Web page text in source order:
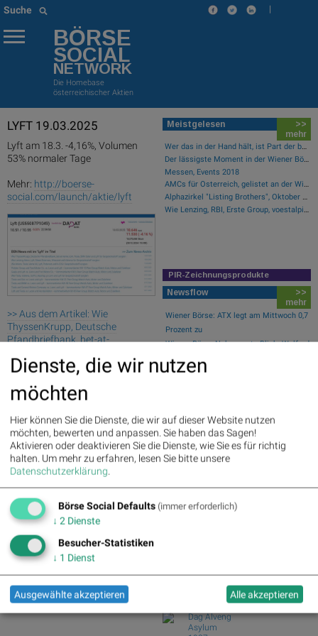
Suche |
BÖRSE
SOCIAL
NETWORK
Die Homebase
österreichischer Aktien
LYFT 19.03.2025
Lyft am 18.3. -4,16%, Volumen
53% normaler Tage
Mehr: http://boerse-
social.com/launch/aktie/lyft
>> Aus dem Artikel: Wie
ThyssenKrupp, Deutsche
Pfandbriefbank, bet-at-
Lyft für Gesprächsstoff sorgten
Fresenius : 5.12%
Beiersdorf : 3.94%
Bayer : 3.38%
» Details
MTU Aero Engines : 1.68%»
Details
E.ON : 1.48% » Details
Vonovia SE : -1.48%» Details
Continental : -1.39%
Zalando : -1.51%» Details
Deutsche Post : -1.80%»
Details
Meistgelesen
>>
mehr
Wer das in der Hand hält, ist Part der boersegeschichte.at
Der lässigste Moment in der Wiener Börsegeschichte
Messen, Events 2018
AMCs für Österreich, gelistet an der Wiener Börse
Alphazirkel "Listing Brothers", Oktober 2019, Säulenhalle Wiener Börse
Wie Lenzing, RBI, Erste Group, voestalpine, AT&S und Strabag für Gesprächsstoff im ATX sorgten
PIR-Zeichnungsprodukte
Newsflow
>>
mehr
Wiener Börse: ATX legt am Mittwoch 0,7
Prozent zu
Wiener Börse Nebenwerte-Blick: Wolford
steigt meh...
Wie Wolford, RHI Magnesita, Wolftank-
voestalpine, AT&S ...
Österreich-Depots: Stockpicking
Österreich zu Mit...
Börsegeschichte 5.8.: Bitte wieder so
Kobe 1995 After the Earthquake
Dag Alveng
Asylum
Dienste, die wir nutzen
möchten
Hier können Sie die Dienste, die wir auf dieser Website nutzen
möchten, bewerten und anpassen. Sie haben das Sagen!
Aktivieren oder deaktivieren Sie die Dienste, wie Sie es für richtig
halten. Um mehr zu erfahren, lesen Sie bitte unsere
Datenschutzerklärung.
Börse Social Defaults (immer erforderlich)
↓ 2 Dienste
Besucher-Statistiken
↓ 1 Dienst
Ausgewählte akzeptieren Alle akzeptieren